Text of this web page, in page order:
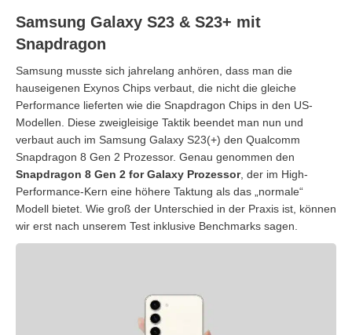
Samsung Galaxy S23 & S23+ mit
Snapdragon
Samsung musste sich jahrelang anhören, dass man die
hauseigenen Exynos Chips verbaut, die nicht die gleiche
Performance lieferten wie die Snapdragon Chips in den US-
Modellen. Diese zweigleisige Taktik beendet man nun und
verbaut auch im Samsung Galaxy S23(+) den Qualcomm
Snapdragon 8 Gen 2 Prozessor. Genau genommen den
Snapdragon 8 Gen 2 for Galaxy Prozessor, der im High-
Performance-Kern eine höhere Taktung als das „normale“
Modell bietet. Wie groß der Unterschied in der Praxis ist, können
wir erst nach unserem Test inklusive Benchmarks sagen.